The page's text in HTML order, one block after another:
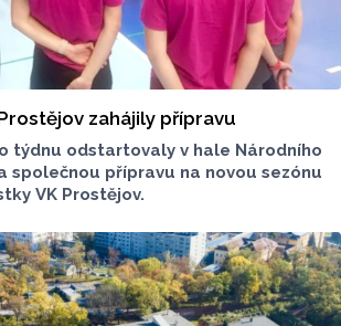
zahájily přípravu
týdnu odstartovaly v hale Národního
společnou přípravu na novou sezónu
VK Prostějov.